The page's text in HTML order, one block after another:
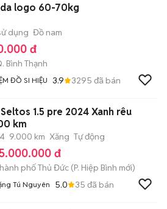
logo 60-70kg
dụng Đồ nam
đ
Bình Thạnh
ĐỒ SI HIỆU 3.9 3295 đã bán
1.5 pre 2024 Xanh rêu
km
9.000 km Xăng Tự động
đ
phố Thủ Đức (P. Hiệp Bình mới)
Tú Nguyên 5.0 35 đã bán